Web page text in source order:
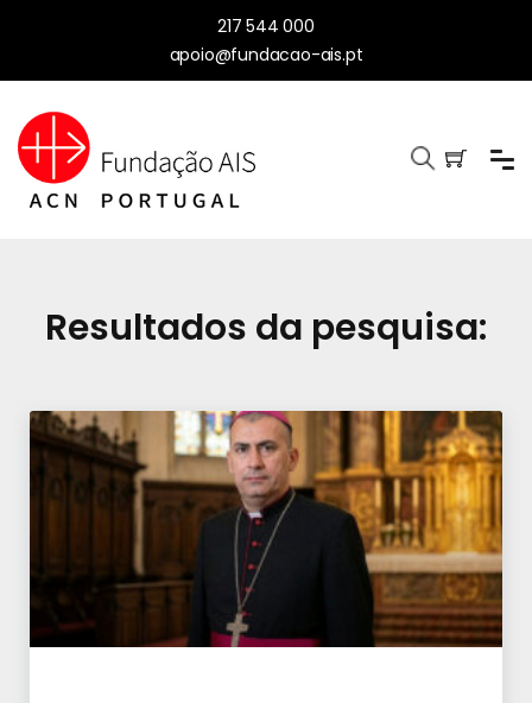
217 544 000
apoio@fundacao-ais.pt
Resultados da pesquisa: